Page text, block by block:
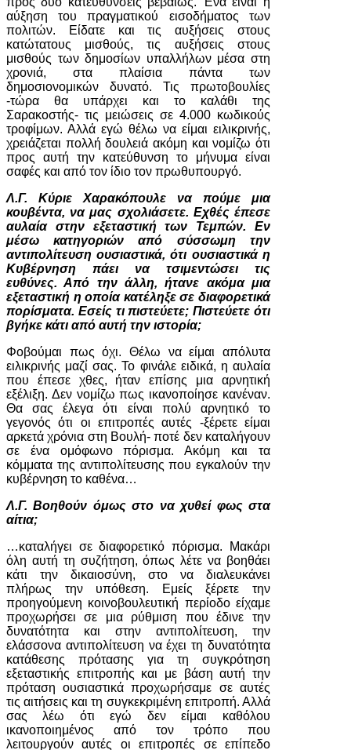
αύξηση του πραγματικού εισοδήματος των
πολιτών. Είδατε και τις αυξήσεις στους
κατώτατους μισθούς, τις αυξήσεις στους
μισθούς των δημοσίων υπαλλήλων μέσα στη
χρονιά, στα πλαίσια πάντα των
δημοσιονομικών δυνατό. Τις πρωτοβουλίες
-τώρα θα υπάρχει και το καλάθι της
Σαρακοστής- τις μειώσεις σε 4.000 κωδικούς
τροφίμων. Αλλά εγώ θέλω να είμαι ειλικρινής,
χρειάζεται πολλή δουλειά ακόμη και νομίζω ότι
προς αυτή την κατεύθυνση το μήνυμα είναι
σαφές και από τον ίδιο τον πρωθυπουργό.
Λ.Γ. Κύριε Χαρακόπουλε να πούμε μια
κουβέντα, να μας σχολιάσετε. Εχθές έπεσε
αυλαία στην εξεταστική των Τεμπών. Εν
μέσω κατηγοριών από σύσσωμη την
αντιπολίτευση ουσιαστικά, ότι ουσιαστικά η
Κυβέρνηση πάει να τσιμεντώσει τις
ευθύνες. Από την άλλη, ήτανε ακόμα μια
εξεταστική η οποία κατέληξε σε διαφορετικά
πορίσματα. Εσείς τι πιστεύετε; Πιστεύετε ότι
βγήκε κάτι από αυτή την ιστορία;
Φοβούμαι πως όχι. Θέλω να είμαι απόλυτα
ειλικρινής μαζί σας. Το φινάλε ειδικά, η αυλαία
που έπεσε χθες, ήταν επίσης μια αρνητική
εξέλιξη. Δεν νομίζω πως ικανοποίησε κανέναν.
Θα σας έλεγα ότι είναι πολύ αρνητικό το
γεγονός ότι οι επιτροπές αυτές -ξέρετε είμαι
αρκετά χρόνια στη Βουλή- ποτέ δεν καταλήγουν
σε ένα ομόφωνο πόρισμα. Ακόμη και τα
κόμματα της αντιπολίτευσης που εγκαλούν την
κυβέρνηση το καθένα…
Λ.Γ. Βοηθούν όμως στο να χυθεί φως στα
αίτια;
…καταλήγει σε διαφορετικό πόρισμα. Μακάρι
όλη αυτή τη συζήτηση, όπως λέτε να βοηθάει
κάτι την δικαιοσύνη, στο να διαλευκάνει
πλήρως την υπόθεση. Εμείς ξέρετε την
προηγούμενη κοινοβουλευτική περίοδο είχαμε
προχωρήσει σε μια ρύθμιση που έδινε την
δυνατότητα και στην αντιπολίτευση, την
ελάσσονα αντιπολίτευση να έχει τη δυνατότητα
κατάθεσης πρότασης για τη συγκρότηση
εξεταστικής επιτροπής και με βάση αυτή την
πρόταση ουσιαστικά προχωρήσαμε σε αυτές
τις αιτήσεις και τη συγκεκριμένη επιτροπή. Αλλά
σας λέω ότι εγώ δεν είμαι καθόλου
ικανοποιημένος από τον τρόπο που
λειτουργούν αυτές οι επιτροπές σε επίπεδο